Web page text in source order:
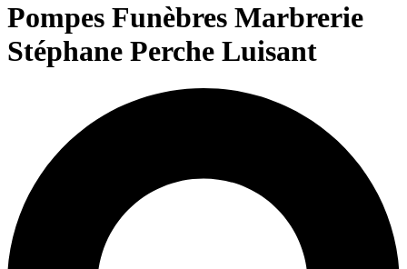
Pompes Funèbres Marbrerie
Stéphane Perche Luisant